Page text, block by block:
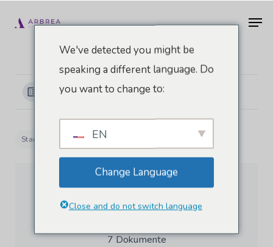
Hauptinhalt
Kategorien anzeigen
Startseite Dokumente
Arbrea Körper
7 Dokumente
We've detected you might be
speaking a different language. Do
you want to change to:
EN
Change Language
Close and do not switch language